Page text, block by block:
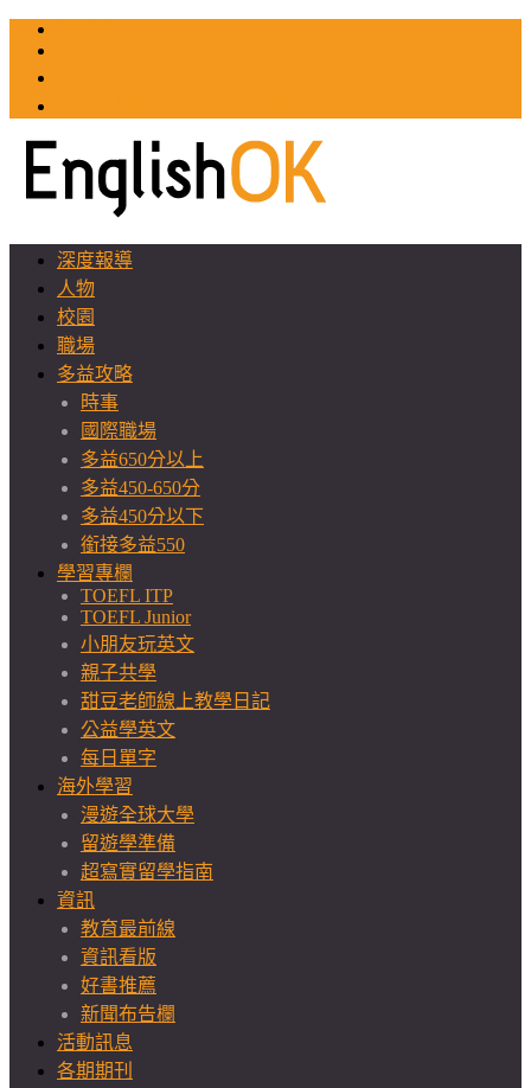
深度報導
人物
校園
職場
多益攻略
時事
國際職場
多益650分以上
多益450-650分
多益450分以下
銜接多益550
學習專欄
TOEFL ITP
TOEFL Junior
小朋友玩英文
親子共學
甜豆老師線上教學日記
公益學英文
每日單字
海外學習
漫遊全球大學
留遊學準備
超寫實留學指南
資訊
教育最前線
資訊看版
好書推薦
新聞布告欄
活動訊息
各期期刊